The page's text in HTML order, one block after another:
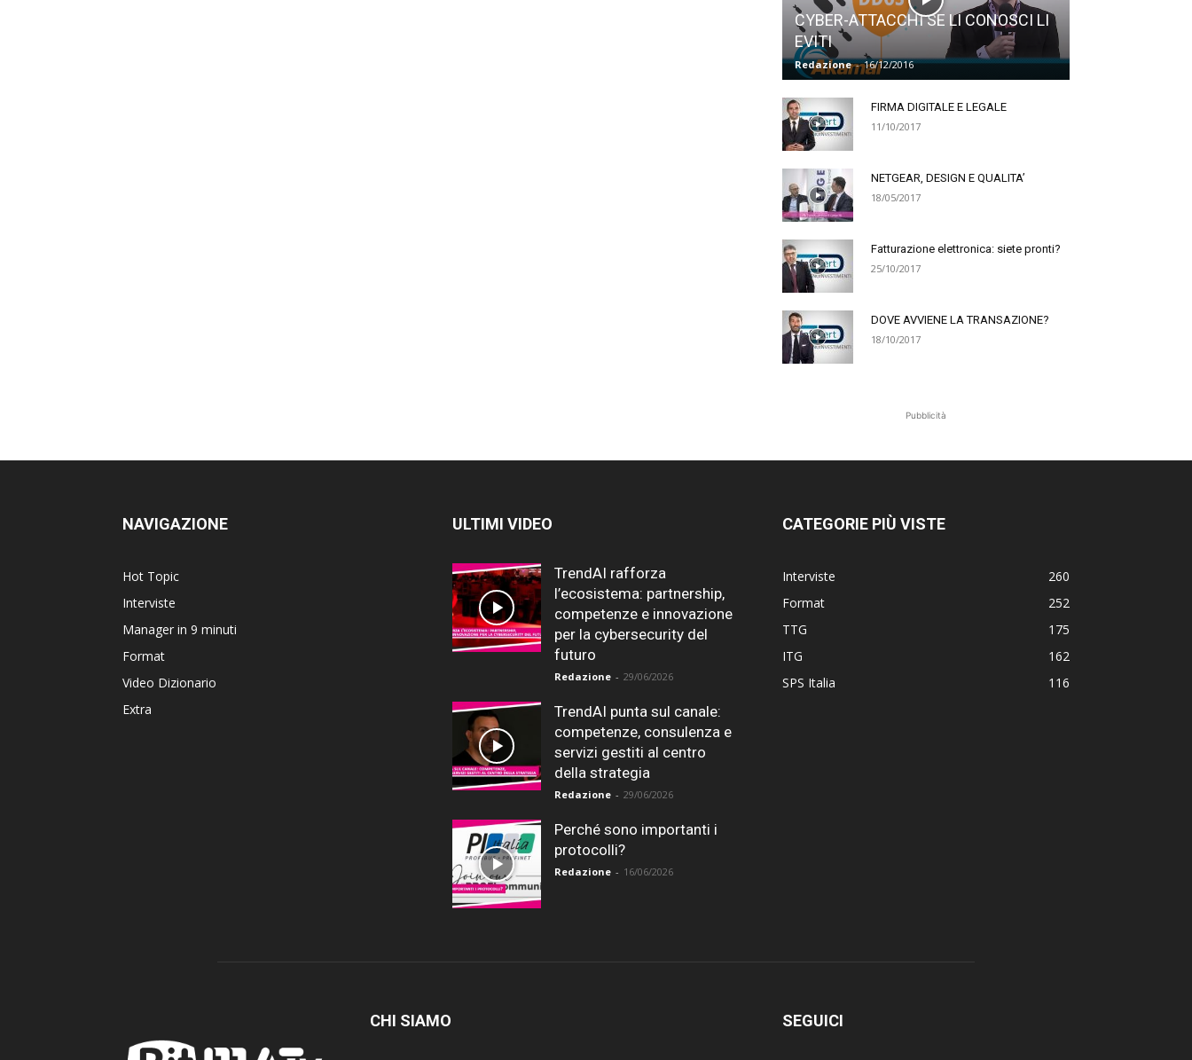
CYBER-ATTACCHI SE LI CONOSCI LI
EVITI
Redazione - 16/12/2016
FIRMA DIGITALE E LEGALE
11/10/2017
NETGEAR, DESIGN E QUALITA’
18/05/2017
Fatturazione elettronica: siete pronti?
25/10/2017
DOVE AVVIENE LA TRANSAZIONE?
18/10/2017
Pubblicità
NAVIGAZIONE
Hot Topic
Interviste
Manager in 9 minuti
Format
Video Dizionario
Extra
ULTIMI VIDEO
TrendAI rafforza
l’ecosistema: partnership,
competenze e innovazione
per la cybersecurity del
futuro
Redazione - 29/06/2026
TrendAI punta sul canale:
competenze, consulenza e
servizi gestiti al centro
della strategia
Redazione - 29/06/2026
Perché sono importanti i
protocolli?
Redazione - 16/06/2026
CATEGORIE PIÙ VISTE
Interviste
260
Format
252
TTG
175
ITG
162
SPS Italia
116
CHI SIAMO SEGUICI